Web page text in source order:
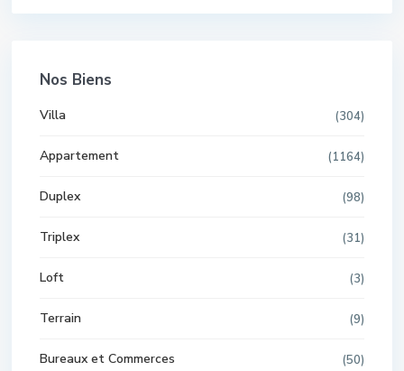
Nos Biens
Villa (304)
Appartement (1164)
Duplex (98)
Triplex (31)
Loft (3)
Terrain (9)
Bureaux et Commerces (50)